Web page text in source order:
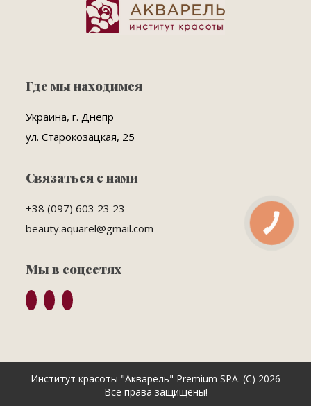
Где мы находимся
Украина, г. Днепр
ул. Старокозацкая, 25
Связаться с нами
+38 (097) 603 23 23
beauty.aquarel@gmail.com
Мы в соцсетях
Институт красоты "Акварель" Premium SPA. (C) 2026
Все права защищены!
КНОПКА
ЗВ'ЯЗКУ